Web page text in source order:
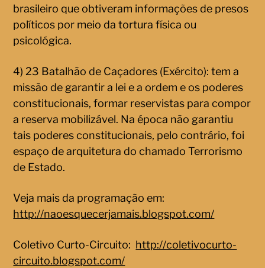
brasileiro que obtiveram informações de presos
políticos por meio da tortura física ou
psicológica.
4) 23 Batalhão de Caçadores (Exército): tem a
missão de garantir a lei e a ordem e os poderes
constitucionais, formar reservistas para compor
a reserva mobilizável. Na época não garantiu
tais poderes constitucionais, pelo contrário, foi
espaço de arquitetura do chamado Terrorismo
de Estado.
Veja mais da programação em:
http://naoesquecerjamais.blogspot.com/
Coletivo Curto-Circuito: http://coletivocurto-
circuito.blogspot.com/